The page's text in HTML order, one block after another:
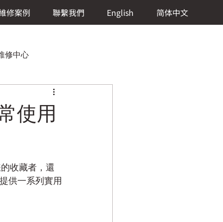
修案例 聯繫我們 English 简体中文
修中心
心
使用
收藏者，還
供一系列實用